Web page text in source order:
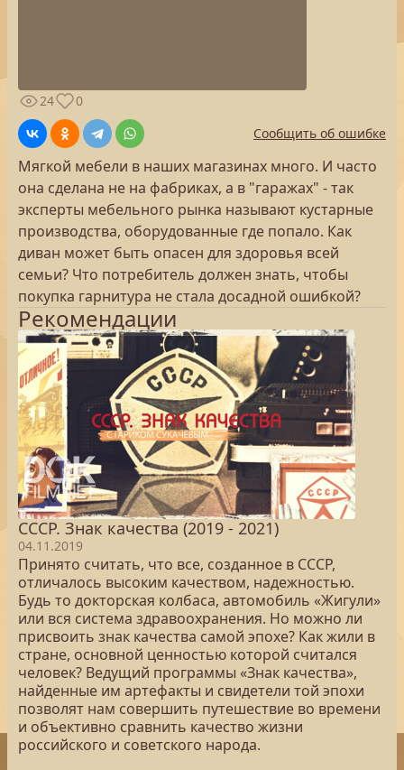
24
0
Сообщить об ошибке
Мягкой мебели в наших магазинах много. И часто
она сделана не на фабриках, а в "гаражах" - так
эксперты мебельного рынка называют кустарные
производства, оборудованные где попало. Как
диван может быть опасен для здоровья всей
семьи? Что потребитель должен знать, чтобы
покупка гарнитура не стала досадной ошибкой?
Рекомендации
СССР. Знак качества (2019 - 2021)
04.11.2019
Принято считать, что все, созданное в СССР,
отличалось высоким качеством, надежностью.
Будь то докторская колбаса, автомобиль «Жигули»
или вся система здравоохранения. Но можно ли
присвоить знак качества самой эпохе? Как жили в
стране, основной ценностью которой считался
человек? Ведущий программы «Знак качества»,
найденные им артефакты и свидетели той эпохи
позволят нам совершить путешествие во времени
и объективно сравнить качество жизни
российского и советского народа.